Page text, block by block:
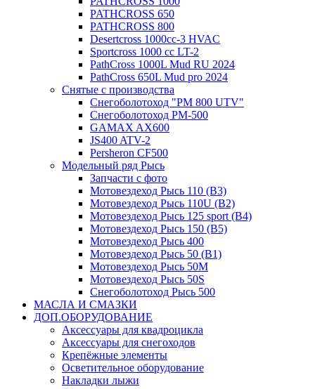
PATHCROSS 650
PATHCROSS 800
Desertcross 1000cc-3 HVAC
Sportcross 1000 cc LT-2
PathCross 1000L Mud RU 2024
PathCross 650L Mud pro 2024
Снятые с производства
Снегоболотоход "РМ 800 UTV"
Снегоболотоход РМ-500
GAMAX AX600
JS400 ATV-2
Persheron CF500
Модельный ряд Рысь
Запчасти с фото
Мотовездеход Рысь 110 (B3)
Мотовездеход Рысь 110U (B2)
Мотовездеход Рысь 125 sport (B4)
Мотовездеход Рысь 150 (B5)
Мотовездеход Рысь 400
Мотовездеход Рысь 50 (B1)
Мотовездеход Рысь 50M
Мотовездеход Рысь 50S
Снегоболотоход Рысь 500
МАСЛА И СМАЗКИ
ДОП.ОБОРУДОВАНИЕ
Аксессуары для квадроцикла
Аксессуары для снегоходов
Крепёжные элементы
Осветительное оборудование
Накладки лыжи